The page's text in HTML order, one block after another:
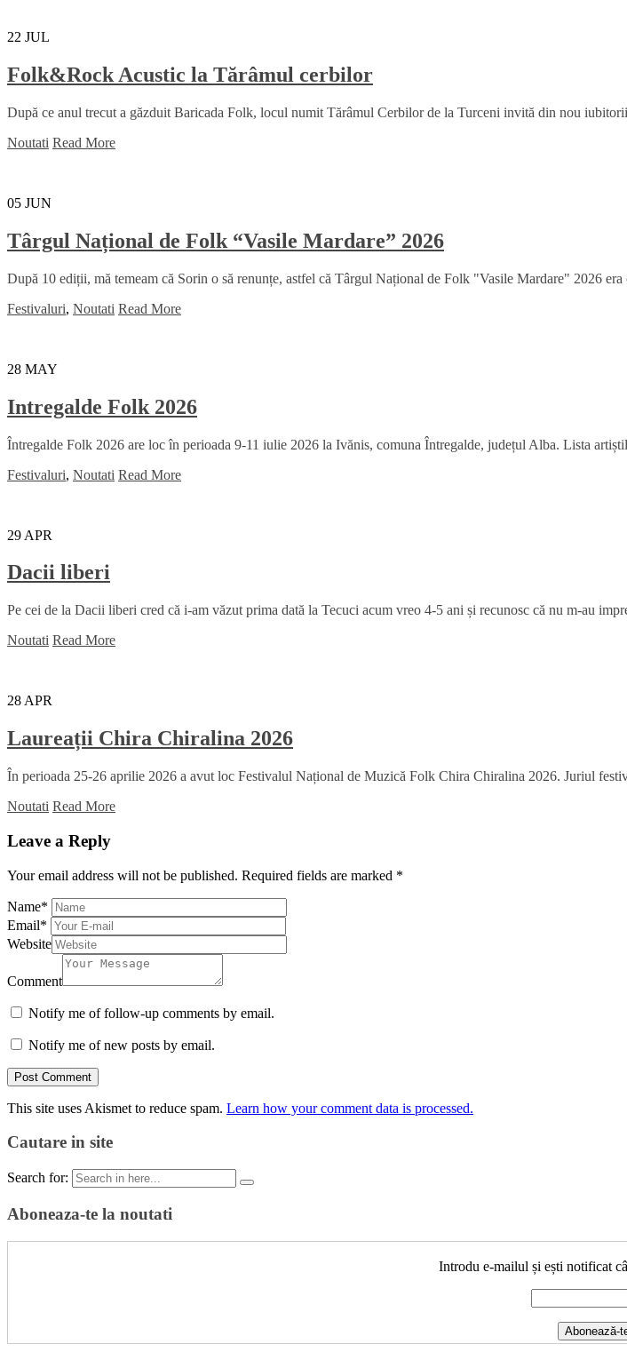
22 JUL
Folk&Rock Acustic la Tărâmul cerbilor
După ce anul trecut a găzduit Baricada Folk, locul numit Tărâmul Cerbilor de la Turceni invită din nou
Noutati Read More
05 JUN
Târgul Național de Folk “Vasile Mardare” 2026
După 10 ediții, mă temeam că Sorin o să renunțe, astfel că Târgul Național de Folk "Vasile Mardare" 2026 era
Festivaluri, Noutati Read More
28 MAY
Intregalde Folk 2026
Întregalde Folk 2026 are loc în perioada 9-11 iulie 2026 la Ivănis, comuna Întregalde, județul Alba. Lista
Festivaluri, Noutati Read More
29 APR
Dacii liberi
Pe cei de la Dacii liberi cred că i-am văzut prima dată la Tecuci acum vreo 4-5 ani și recunosc că nu m-au
Noutati Read More
28 APR
Laureații Chira Chiralina 2026
În perioada 25-26 aprilie 2026 a avut loc Festivalul Național de Muzică Folk Chira Chiralina 2026. Juriul
Noutati Read More
Leave a Reply
Your email address will not be published. Required fields are marked *
Name*
Email*
Website
Comment
Notify me of follow-up comments by email.
Notify me of new posts by email.
This site uses Akismet to reduce spam. Learn how your comment data is processed.
Cautare in site
Search for:
Aboneaza-te la noutati
Introdu e-mailul și ești notificat